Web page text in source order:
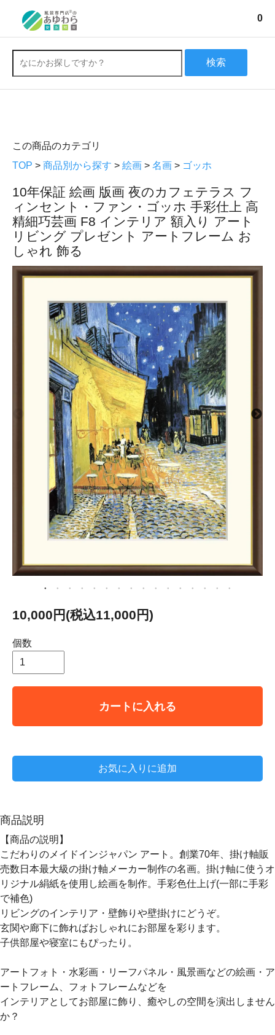
0
検索
この商品のカテゴリ
TOP > 商品別から探す > 絵画 > 名画 > ゴッホ
10年保証 絵画 版画 夜のカフェテラス フ
ィンセント・ファン・ゴッホ 手彩仕上 高
精細巧芸画 F8 インテリア 額入り アート
リビング プレゼント アートフレーム お
しゃれ 飾る
10,000円(税込11,000円)
個数
カートに入れる
お気に入りに追加
商品説明
【商品の説明】
こだわりのメイドインジャパン アート。創業70年、掛け軸販
売数日本最大級の掛け軸メーカー制作の名画。掛け軸に使うオ
リジナル絹紙を使用し絵画を制作。手彩色仕上げ(一部に手彩
で補色)
リビングのインテリア・壁飾りや壁掛けにどうぞ。
玄関や廊下に飾ればおしゃれにお部屋を彩ります。
子供部屋や寝室にもぴったり。
アートフォト・水彩画・リーフパネル・風景画などの絵画・ア
ートフレーム、フォトフレームなどを
インテリアとしてお部屋に飾り、癒やしの空間を演出しません
か？